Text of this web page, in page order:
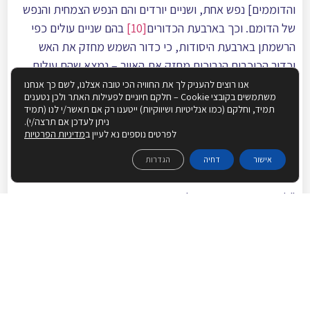
והדוממים] נפש אחת, ושניים יורדים והם הנפש הצמחית והנפש
של הדומם. וכך בארבעת הכדורים[10]
בהם שניים עולים כפי
הרשמתן בארבעת היסודות, כי כדור השמש מחזק את האש
וכדור הכוכבים הנבוכים מחזק את האויר – נמצא שהם עולים,
וכדור הירח מגיע המים וכדור כוכבי השבת מניע את הארץ –
נמצא שהם יורדים".
והיינו שארבעת המלאכים כנגד כל חלקי המציאות שהזכיר
הרמב"ם, שמתחלקים לשניים עולים ושניים יורדים. וכך הסביר
הרב שלמה קרליבך, כפי שמובא בספר למען אחי ורעי
"למדתי השבת משהו כל כך עמוק, וזה ממש נגע בי בתוכי.
אנו רוצים להעניק לך את החוויה הכי טובה אצלנו, לשם כך אנחנו
משתמשים בקובצי Cookie – חלקם חיוניים לפעילות האתר ולכן נטענים
תמיד, וחלקם (כמו אנליטיות ושיווקיות) ייטענו רק אם תאשר/י לנו (תמיד
ניתן לעדכן אם תרצה/י).
לפרטים נוספים נא לעיין במדיניות הפרטיות
אישור דחיה הגדרות